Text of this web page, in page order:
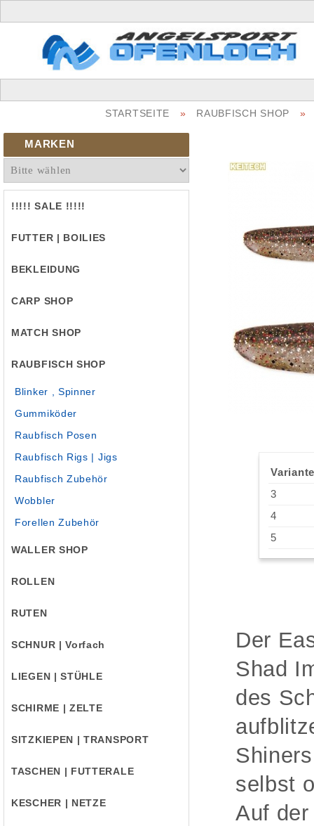
STARTSEITE » RAUBFISCH SHOP »
MARKEN
!!!!! SALE !!!!!
FUTTER | BOILIES
BEKLEIDUNG
CARP SHOP
MATCH SHOP
RAUBFISCH SHOP
Blinker , Spinner
Gummiköder
Raubfisch Posen
Raubfisch Rigs | Jigs
Raubfisch Zubehör
Wobbler
Forellen Zubehör
WALLER SHOP
ROLLEN
RUTEN
SCHNUR | Vorfach
LIEGEN | STÜHLE
SCHIRME | ZELTE
SITZKIEPEN | TRANSPORT
TASCHEN | FUTTERALE
KESCHER | NETZE
3
4
5
Der
Shad
des
selbst
Auf